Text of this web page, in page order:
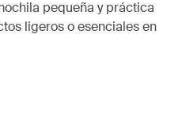
pequeña y práctica
ligeros o esenciales en